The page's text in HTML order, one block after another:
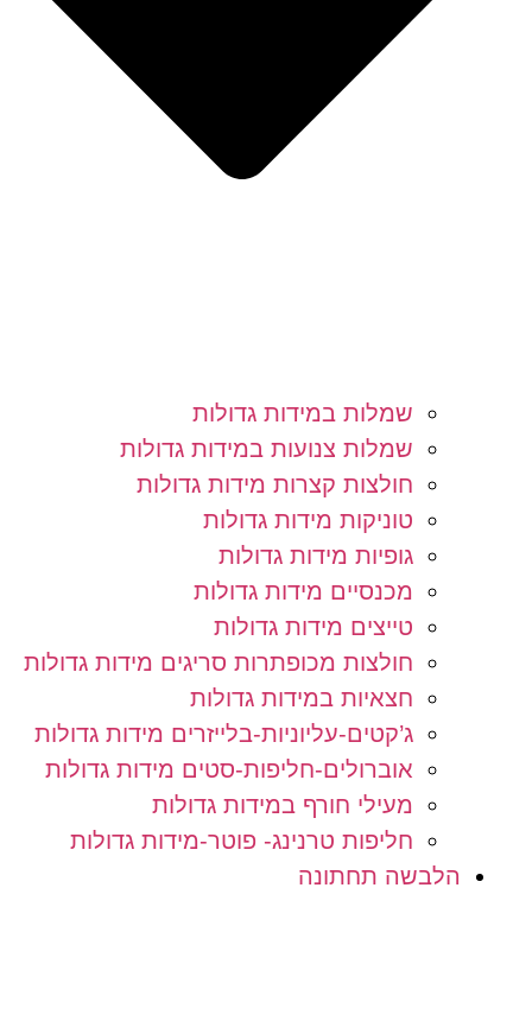
שמלות במידות גדולות
שמלות צנועות במידות גדולות
חולצות קצרות מידות גדולות
טוניקות מידות גדולות
גופיות מידות גדולות
מכנסיים מידות גדולות
טייצים מידות גדולות
חולצות מכופתרות סריגים מידות גדולות
חצאיות במידות גדולות
ג’קטים-עליוניות-בלייזרים מידות גדולות
אוברולים-חליפות-סטים מידות גדולות
מעילי חורף במידות גדולות
חליפות טרנינג- פוטר-מידות גדולות
הלבשה תחתונה